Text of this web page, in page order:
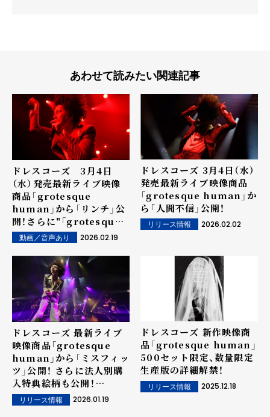
あわせて読みたい関連記事
ドレスコーズ 3月4日
（水）発売最新ライブ映像
商品「grotesque
human」から「リンチ」公
開！さらに"「grotesque
human」POPUP SHOP
inニュースペース パ"の詳
細も決定！
動画／音声あり 2026.02.19
ドレスコーズ 3月4日（水）
発売最新ライブ映像商品
「grotesque human」か
ら「人間不信」公開！
リリース情報 2026.02.02
ドレスコーズ 最新ライブ
映像商品「grotesque
human」から「ミスフィッ
ツ」公開！ さらに法人別購
入特典絵柄も公開！
「grotesque human」発
売記念POP UPの開催も
リリース情報 2026.01.19
ドレスコーズ 新作映像商
品「grotesque human」
500セット限定、数量限定
生産版の詳細解禁！
リリース情報 2025.12.18